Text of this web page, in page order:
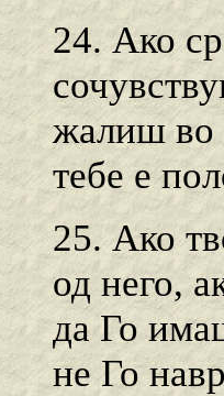
24. Ако
жалиш во
тебе е
25. Ако
од него,
да Го
не Го